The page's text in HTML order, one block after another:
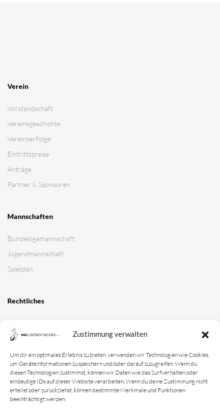
Zustimmung verwalten
Um dir ein optimales Erlebnis zu bieten, verwenden wir Technologien wie Cookies,
um Geräteinformationen zu speichern und/oder darauf zuzugreifen. Wenn du
diesen Technologien zustimmst, können wir Daten wie das Surfverhalten oder
eindeutige IDs auf dieser Website verarbeiten. Wenn du deine Zustimmung nicht
erteilst oder zurückziehst, können bestimmte Merkmale und Funktionen
beeinträchtigt werden.
Verein
Vorstandschaft
Vereinsgeschichte
Vereinserfolge
Eintrittspreise
Anträge
Partner & Sponsoren
Mannschaften
Bundesligamannschaft
Jugendmannschaft
Spielplan
Rechtliches
Impressum
Datenschutz­erklärung
Cookie-Richtlinie
Login